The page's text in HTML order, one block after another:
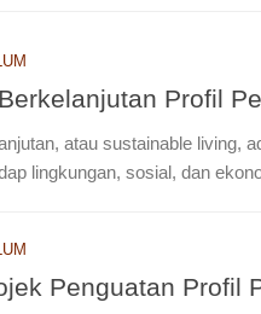
Profil
atau sustainable living,
lingkungan, sosial, dan
Penguatan Profil